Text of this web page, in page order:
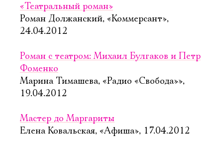
«Театральный роман»
Роман Должанский, «Коммерсант»,
24.04.2012
Роман с театром: Михаил Булгаков и Петр
Фоменко
Марина Тимашева, «Радио «Свобода»»,
19.04.2012
Мастер до Маргариты
Елена Ковальская, «Афиша», 17.04.2012